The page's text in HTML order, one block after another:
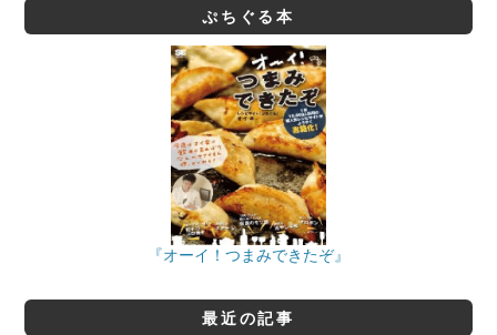
ぷちぐる本
『オーイ！つまみできたぞ』
最近の記事